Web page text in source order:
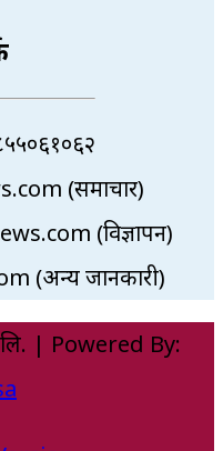
(समाचार)
(विज्ञापन)
(अन्य जानकारी)
| Powered By: